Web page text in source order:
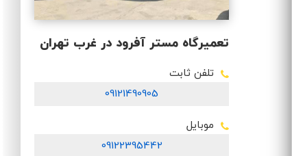
تعمیرگاه مستر آفرود در غرب تهران
تلفن ثابت
09121490905
موبایل
09122395442